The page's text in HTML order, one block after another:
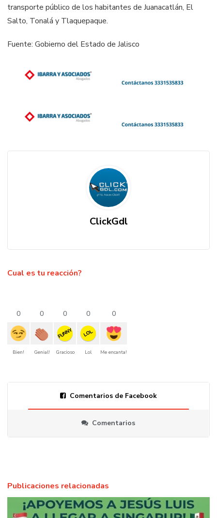
transporte público de los habitantes de Juanacatlán, El
Salto, Tonalá y Tlaquepaque.
Fuente: Gobierno del Estado de Jalisco
ClickGdl
Cual es tu reacción?
0
Bien!
0
Genial!
0
FUNNY
Gracioso
0
LOL
Lol
0
Me encanta!
Comentarios de Facebook
Comentarios
Publicaciones relacionadas